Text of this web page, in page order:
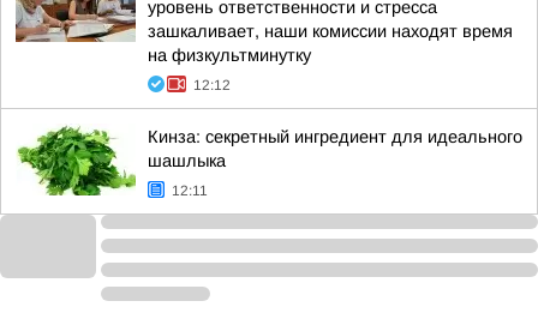
уровень ответственности и стресса
зашкаливает, наши комиссии находят время
на физкультминутку
12:12
Кинза: секретный ингредиент для идеального
шашлыка
12:11